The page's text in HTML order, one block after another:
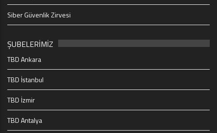
Siber Güvenlik Zirvesi
ŞUBELERİMİZ
TBD Ankara
TBD İstanbul
TBD İzmir
TBD Antalya